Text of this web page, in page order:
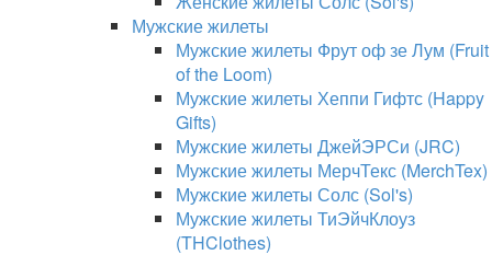
Мужские жилеты
Мужские жилеты Фрут оф зе Лум (Fruit
of the Loom)
Мужские жилеты Хеппи Гифтс (Happy
Gifts)
Мужские жилеты ДжейЭРСи (JRC)
Мужские жилеты МерчТекс (MerchTex)
Мужские жилеты Солс (Sol's)
Мужские жилеты ТиЭйчКлоуз
(THClothes)